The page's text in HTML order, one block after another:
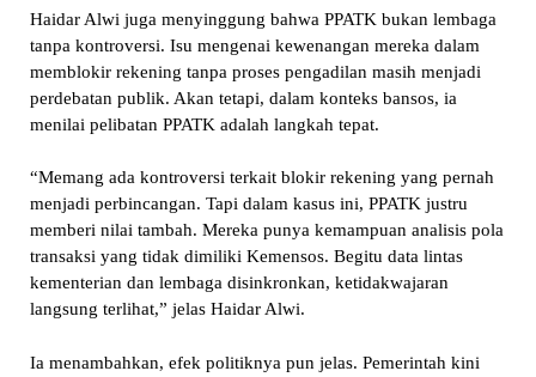
Haidar Alwi juga menyinggung bahwa PPATK bukan lembaga
tanpa kontroversi. Isu mengenai kewenangan mereka dalam
memblokir rekening tanpa proses pengadilan masih menjadi
perdebatan publik. Akan tetapi, dalam konteks bansos, ia
menilai pelibatan PPATK adalah langkah tepat.
“Memang ada kontroversi terkait blokir rekening yang pernah
menjadi perbincangan. Tapi dalam kasus ini, PPATK justru
memberi nilai tambah. Mereka punya kemampuan analisis pola
transaksi yang tidak dimiliki Kemensos. Begitu data lintas
kementerian dan lembaga disinkronkan, ketidakwajaran
langsung terlihat,” jelas Haidar Alwi.
Ia menambahkan, efek politiknya pun jelas. Pemerintah kini